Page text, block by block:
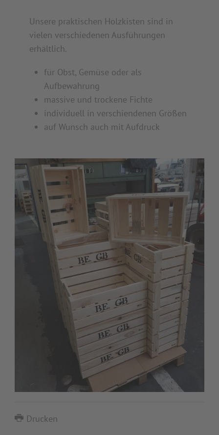
Unsere praktischen Holzkisten sind in
vielen verschiedenen Ausführungen
erhältlich.
für Obst, Gemüse oder als
Aufbewahrung
massive und trockene Fichte
individuell in verschiendenen Größen
auf Wunsch auch mit Aufdruck
Drucken